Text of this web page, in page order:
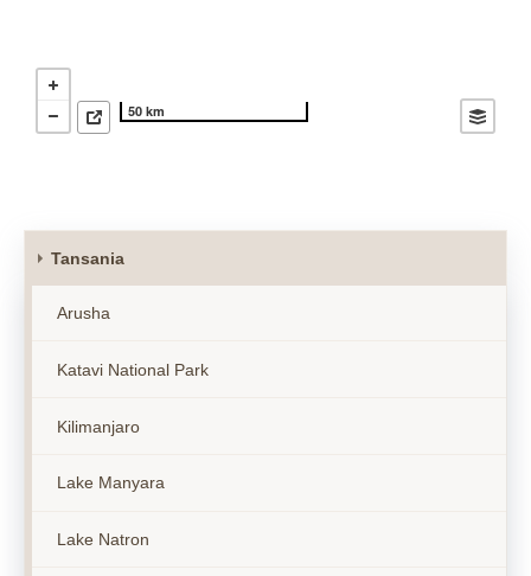
50 km
Tansania
Arusha
Katavi National Park
Kilimanjaro
Lake Manyara
Lake Natron